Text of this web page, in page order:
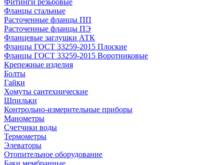
Фланцы стальные
Расточенные фланцы ПП
Расточенные фланцы ПЭ
Фланцевые заглушки АТК
Фланцы ГОСТ 33259-2015 Плоские
Фланцы ГОСТ 33259-2015 Воротниковые
Крепежные изделия
Болты
Гайки
Хомуты сантехнические
Шпильки
Контрольно-измерительные приборы
Манометры
Счетчики воды
Термометры
Элеваторы
Отопительное оборудование
Баки мембранные